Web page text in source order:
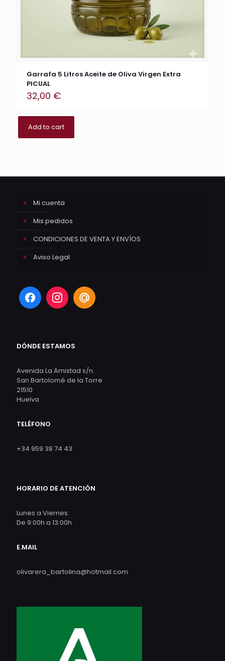
Garrafa 5 Litros Aceite de Oliva Virgen Extra
PICUAL
32,00 €
Add to cart
Mi cuenta
Mis pedidos
CONDICIONES DE VENTA Y ENVÍOS
Aviso Legal
DÓNDE ESTAMOS
Avenida La Amistad s/n.
San Bartolomé de la Torre
21510
Huelva
TELÉFONO
+34 959 38 74 43
HORARIO DE ATENCIÓN
Lunes a Viernes:
De 9:00h a 13:00h
E.MAIL
olivarera_bartolina@hotmail.com